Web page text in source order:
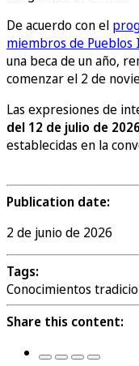
De acuerdo con el
miembros de Pueblos
una beca de un año,
comenzar el 2 de
Las expresiones de
del 12 de julio de
establecidas en la
Publication date:
2 de junio de 2026
Tags:
Conocimientos
Share this content: